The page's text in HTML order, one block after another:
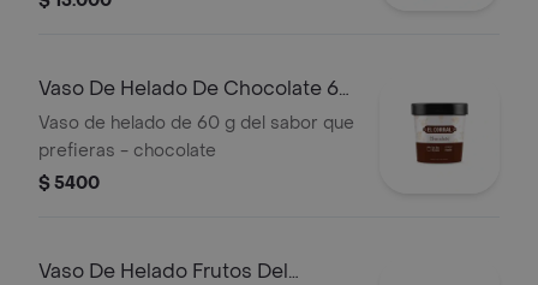
Vaso De Helado De Chocolate 60
G
Vaso de helado de 60 g del sabor que
prefieras - chocolate
$ 5400
Vaso De Helado Frutos Del